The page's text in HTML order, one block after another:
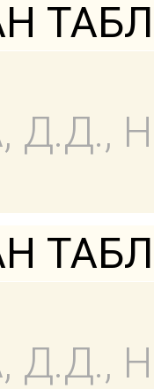
ТАБЛ
Д.Д.,
ТАБЛ
Д.Д.,